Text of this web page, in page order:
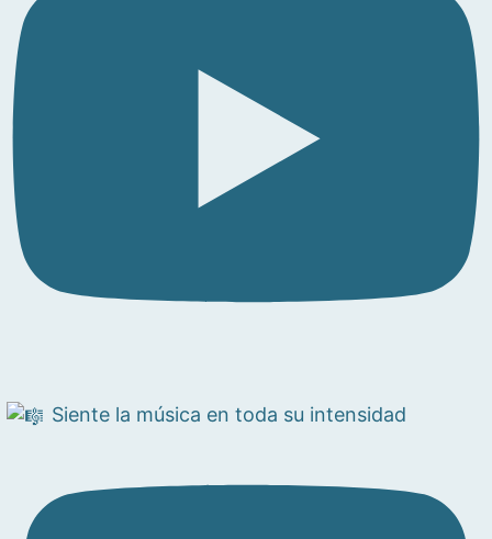
Siente la música en toda su intensidad